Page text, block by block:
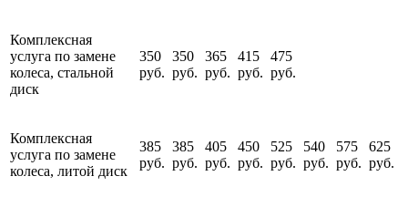
Комплексная
услуга по замене
колеса, стальной
диск
350
руб.
350
руб.
365
руб.
415
руб.
475
руб.
Комплексная
услуга по замене
колеса, литой диск
385
руб.
385
руб.
405
руб.
450
руб.
525
руб.
540
руб.
575
руб.
625
руб.